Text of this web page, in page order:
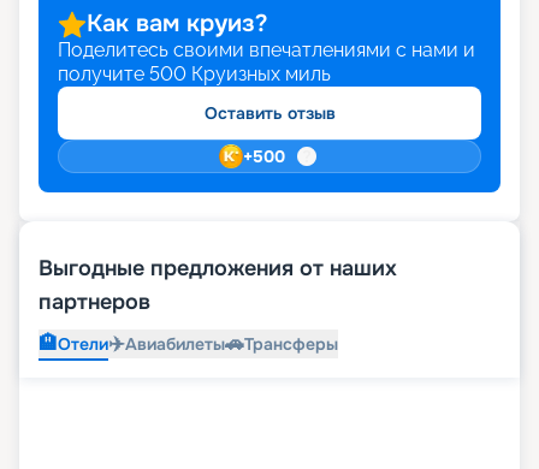
Как вам круиз?
Поделитесь своими впечатлениями с нами и
получите 500 Круизных миль
Оставить отзыв
+500
Выгодные предложения от наших
партнеров
🏨Отели✈️Авиабилеты🚗Трансферы